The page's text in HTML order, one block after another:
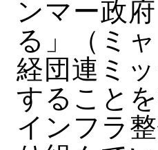
ンマー政
る」（ミ
経団連ミ
すること
インフラ